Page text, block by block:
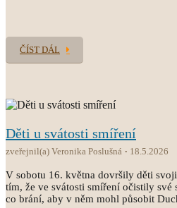
ČÍST DÁL
Děti u svátosti smíření
zveřejnil(a) Veronika Poslušná 18.5.2026
V sobotu 16. května dovršily děti
tím, že ve svátosti smíření očistily své
co brání, aby v něm mohl působit